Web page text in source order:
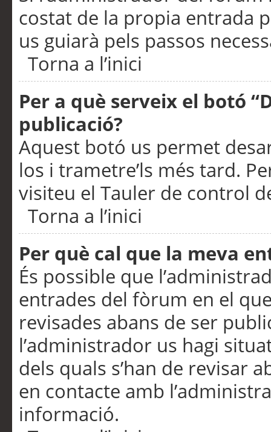
costat de la propia entrada
us guiarà pels passos
Torna a l’inici
Per a què serveix el botó
publicació?
Aquest botó us permet
los i trametre’ls més tard.
visiteu el Tauler de control
Torna a l’inici
Per què cal que la meva
És possible que
entrades del fòrum en el
revisades abans de ser
l’administrador us hagi
dels quals s’han de revisar
en contacte amb
informació.